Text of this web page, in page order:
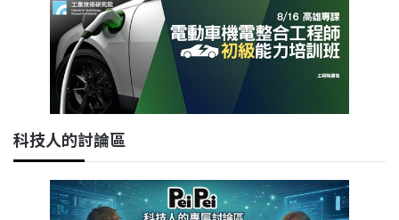
科技人的討論區